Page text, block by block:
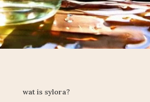
wat is sylora?